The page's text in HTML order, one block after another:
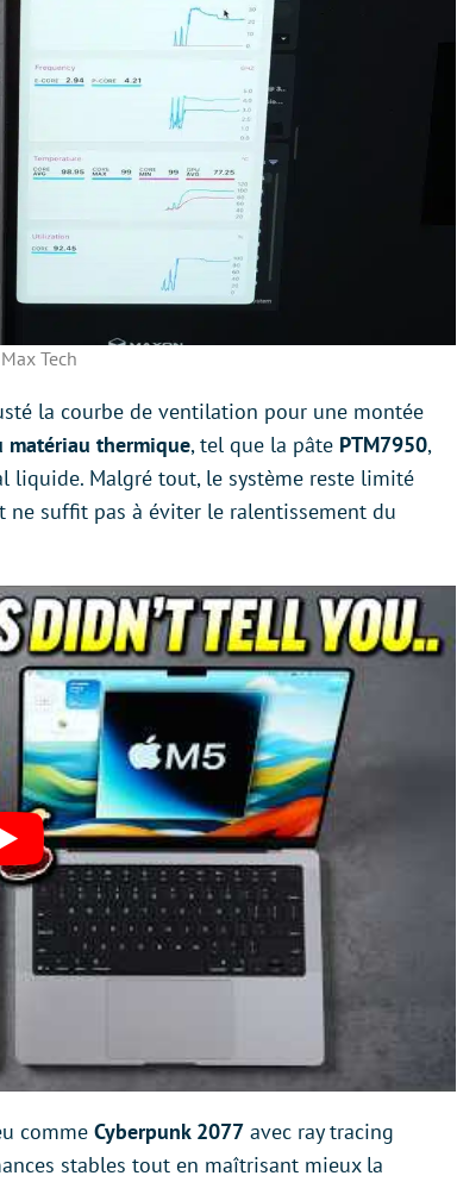
Tech
la courbe de ventilation pour une montée
matériau thermique, tel que la pâte PTM7950,
liquide. Malgré tout, le système reste limité
ne suffit pas à éviter le ralentissement du
comme Cyberpunk 2077 avec ray tracing
stables tout en maîtrisant mieux la